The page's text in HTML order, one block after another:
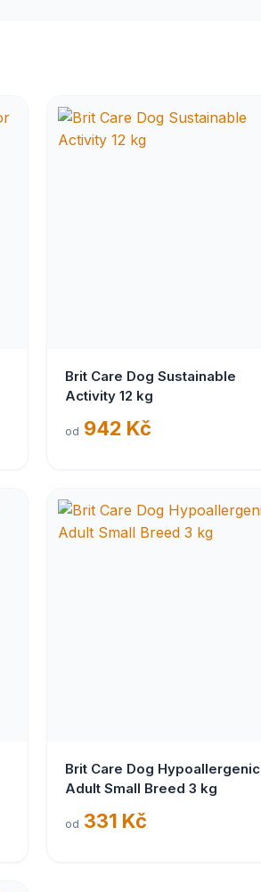
Brit Care Dog Sustainable
Activity 12 kg
od 942 Kč
Brit Care Dog Hypoallergenic
Adult Small Breed 3 kg
od 331 Kč